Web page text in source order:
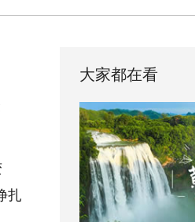
扎
大家都在看